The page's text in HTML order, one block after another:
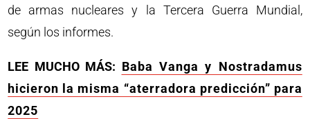
de armas nucleares y la Tercera Guerra Mundial,
según los informes.
LEE MUCHO MÁS: Baba Vanga y Nostradamus
hicieron la misma “aterradora predicción” para
2025